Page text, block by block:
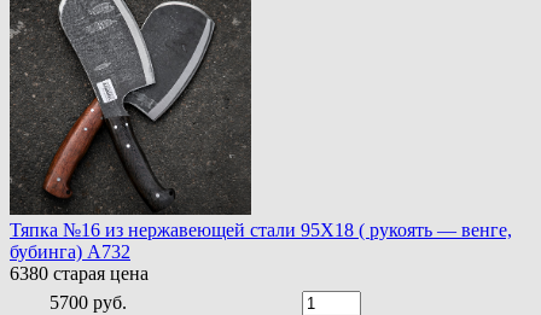
Тяпка №16 из нержавеющей стали 95Х18 ( рукоять — венге,
бубинга) A732
6380 старая цена
5700 руб.